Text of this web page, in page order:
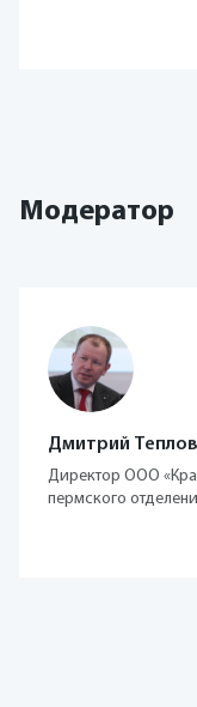
Модератор
Дмитрий Теплов
Директор ООО
пермского